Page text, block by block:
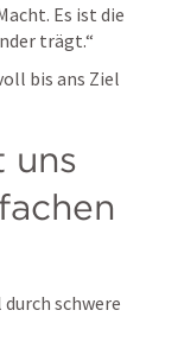
Es ist die
trägt.“
bis ans Ziel
uns
schwere